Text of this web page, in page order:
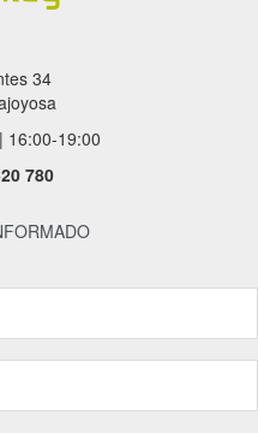
34
19:00
780